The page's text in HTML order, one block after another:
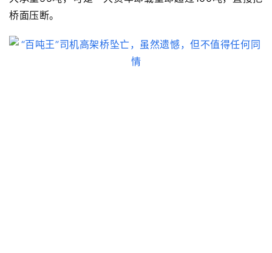
桥面压断。